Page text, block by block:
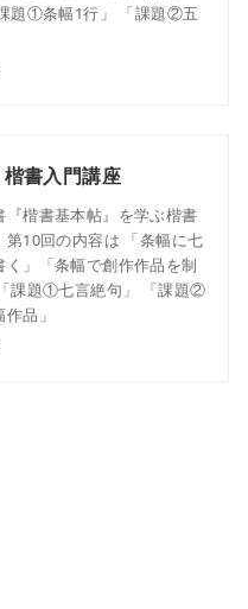
題①条幅1行」 「課題②五
書入門講座
『楷書基本帖』を学ぶ楷書
第10回の内容は 「条幅に七
く」「条幅で創作作品を制
課題①七言絶句」 「課題②
品」